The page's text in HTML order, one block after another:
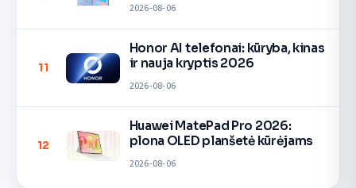
2026-08-06
11
Honor AI telefonai: kūryba, kinas
ir nauja kryptis 2026
2026-08-06
12
Huawei MatePad Pro 2026:
plona OLED planšetė kūrėjams
2026-08-06